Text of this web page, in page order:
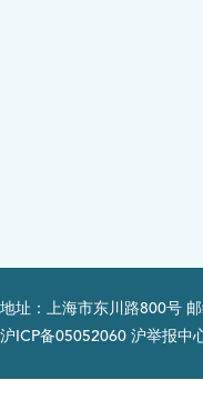
地址：上海市东川路800号
沪ICP备05052060 沪举报中